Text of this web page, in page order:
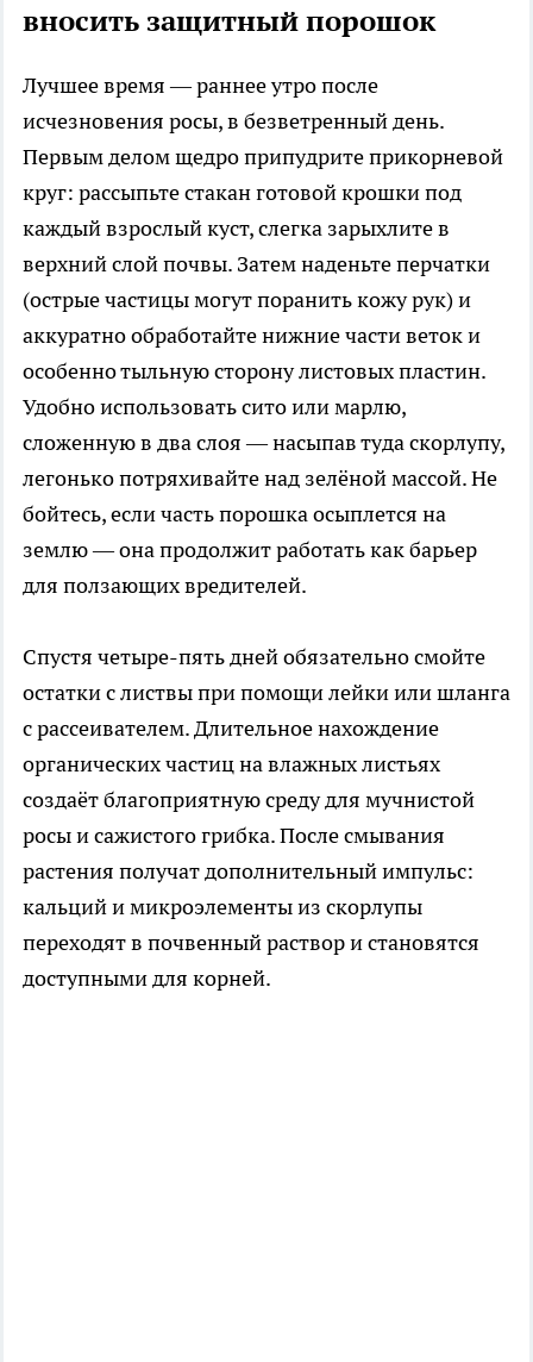
вносить защитный порошок
Лучшее время — раннее утро после
исчезновения росы, в безветренный день.
Первым делом щедро припудрите прикорневой
круг: рассыпьте стакан готовой крошки под
каждый взрослый куст, слегка зарыхлите в
верхний слой почвы. Затем наденьте перчатки
(острые частицы могут поранить кожу рук) и
аккуратно обработайте нижние части веток и
особенно тыльную сторону листовых пластин.
Удобно использовать сито или марлю,
сложенную в два слоя — насыпав туда скорлупу,
легонько потряхивайте над зелёной массой. Не
бойтесь, если часть порошка осыплется на
землю — она продолжит работать как барьер
для ползающих вредителей.
Спустя четыре-пять дней обязательно смойте
остатки с листвы при помощи лейки или шланга
с рассеивателем. Длительное нахождение
органических частиц на влажных листьях
создаёт благоприятную среду для мучнистой
росы и сажистого грибка. После смывания
растения получат дополнительный импульс:
кальций и микроэлементы из скорлупы
переходят в почвенный раствор и становятся
доступными для корней.